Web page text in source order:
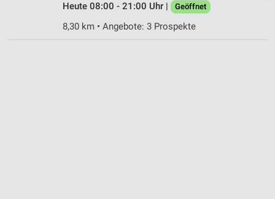
Heute 08:00 - 21:00 Uhr |
Geöffnet
8,30 km • Angebote: 3 Prospekte